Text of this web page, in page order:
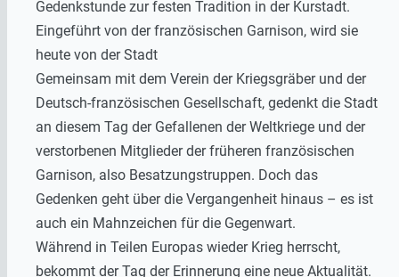
Gedenkstunde zur festen Tradition in der Kurstadt.
Eingeführt von der französischen Garnison, wird sie
heute von der Stadt
Gemeinsam mit dem Verein der Kriegsgräber und der
Deutsch-französischen Gesellschaft, gedenkt die Stadt
an diesem Tag der Gefallenen der Weltkriege und der
verstorbenen Mitglieder der früheren französischen
Garnison, also Besatzungstruppen. Doch das
Gedenken geht über die Vergangenheit hinaus – es ist
auch ein Mahnzeichen für die Gegenwart.
Während in Teilen Europas wieder Krieg herrscht,
bekommt der Tag der Erinnerung eine neue Aktualität.